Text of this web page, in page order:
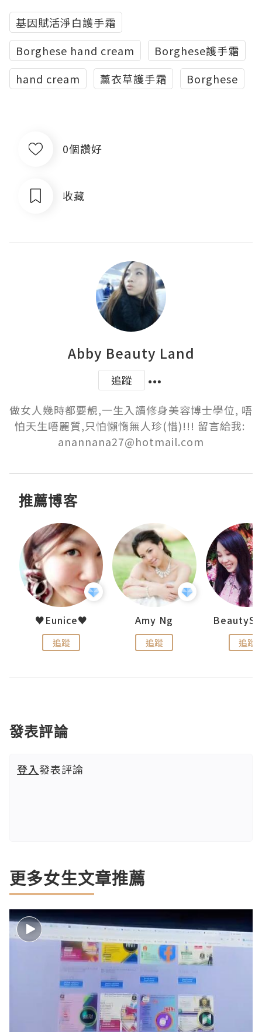
基因賦活淨白護手霜
Borghese hand cream
Borghese護手霜
hand cream
薰衣草護手霜 Borghese
0個讚好
收藏
Abby Beauty Land
追蹤
做女人幾時都要靚,一生入讀修身美容博士學位, 唔
怕天生唔麗質,只怕懶惰無人珍(惜)!!! 留言給我:
anannana27@hotmail.com
推薦博客
♥Eunice♥
追蹤
Amy Ng
追蹤 追蹤
發表評論
登入發表評論
更多女生文章推薦